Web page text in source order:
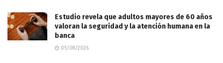
Estudio revela que adultos mayores de 60 años
valoran la seguridad y la atención humana en la
banca
05/08/2026